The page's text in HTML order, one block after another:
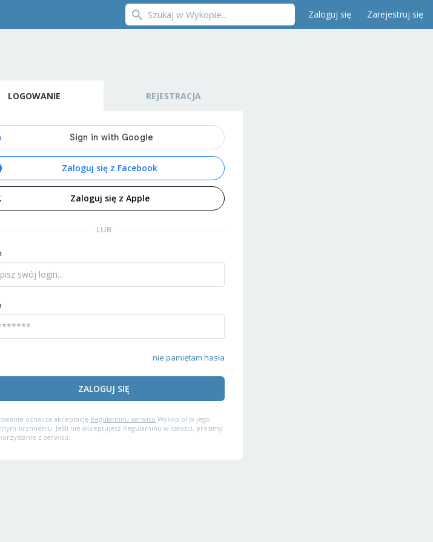
Zaloguj się Zarejestruj się
LOGOWANIE REJESTRACJA
Zaloguj się z Facebook
Zaloguj się z Apple
LUB
nie pamiętam hasła
ZALOGUJ SIĘ
oznacza akceptację Regulaminu serwisu Wykop.pl w jego
brzmieniu. Jeśli nie akceptujesz Regulaminu w całości, prosimy
z serwisu.